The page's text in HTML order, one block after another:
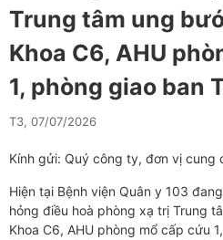
Trung tâm ung
Khoa C6, AHU
1, phòng giao ban
T3, 07/07/2026
Kính gửi: Quý công ty, đơn vị
Hiện tại Bệnh viện Quân y 103
hỏng điều hoà phòng xạ trị Trung
Khoa C6, AHU phòng mổ cấp cứu